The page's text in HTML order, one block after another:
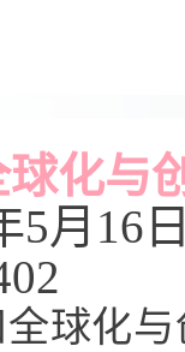
化与
5月16
球化